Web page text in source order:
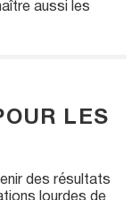
aussi les
LES
des résultats